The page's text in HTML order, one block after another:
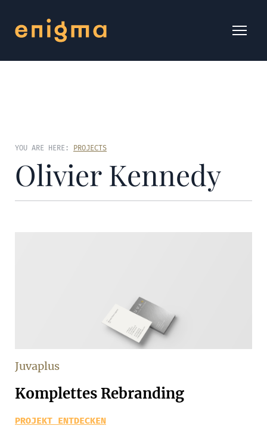
YOU ARE HERE: PROJECTS
Olivier Kennedy
Juvaplus
Komplettes Rebranding
PROJEKT ENTDECKEN